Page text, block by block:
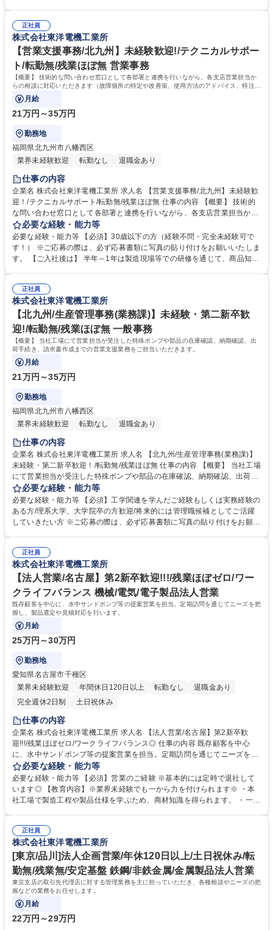
泊を伴う出張あり】 募集職種 [北九州/法人営業]代理店へのルート営業メイ
ン/ノルマ無/残業ほぼゼロ/研修充実
界の産業と環境に貢献しています。当社は国内外に多くの特許を有してお
り、各国の産業界で広く採用されています。世界各国に販売拠点を置き、
グローバル展開を進めています！ 学歴・資格 学歴：大学院 大学 高専 短大
専修学校 語学力： 資格：
正社員
株式会社東洋電機工業所
【営業支援事務/北九州】未経験歓迎!/テクニカルサポー
ト/転勤無/残業ほぼ無 営業事務
【概要】 技術的な問い合わせ窓口として各部署と連携を行いながら、各支店営業担当か
らの相談に対応いただきます（故障個所の特定や改善策、使用方法のアドバイス、特注品
の相談など）。
月給
21万円～35万円
勤務地
福岡県北九州市八幡西区
業界未経験歓迎
転勤なし 退職金あり
仕事の内容
企業名 株式会社東洋電機工業所 求人名 【営業支援事務/北九州】未経験歓
迎！/テクニカルサポート/転勤無/残業ほぼ無 仕事の内容 【概要】 技術的
な問い合わせ窓口として各部署と連携を行いながら、各支店営業担当から
の相談に対応いただきます（故障個所の特定や改善策、使用方法のアドバ
イス、特注品の相談など）。 【詳細】 社内営業担当やお客様からの技術
的な問い合わせに対して、独自調査や各部署と連携して解決を図ります
（ほぼ電話対応中心になります）。 ※規格品は受注～納品まで業務課で完
転勤無/残業ほぼ無
必要な経験・能力等
必要な経験・能力等 【必須】30歳以下の方（経験不問・完全未経験可で
す！） ※ご応募の際は、必ず応募書類に写真の貼り付けをお願いいたしま
す。 【ご入社後は】 半年～1年は製造現場等での研修を通じて、商品知識
しており、価格交渉も少ないため、競合に比べ優位な営業を行うことがで
きています！ 学歴・資格 学歴：大学院 大学 高専 短大 専修学校 語学力：
資格：
正社員
株式会社東洋電機工業所
【北九州/生産管理事務(業務課)】未経験・第二新卒歓
迎!/転勤無/残業ほぼ無 一般事務
【概要】 当社工場にて営業担当が受注した特殊ポンプや部品の在庫確認、納期確認、出
荷手続き、請求書作成までの営業支援業務をご担当いただきます。
月給
21万円～35万円
勤務地
福岡県北九州市八幡西区
業界未経験歓迎
転勤なし 退職金あり
仕事の内容
企業名 株式会社東洋電機工業所 求人名 【北九州/生産管理事務(業務課)】
未経験・第二新卒歓迎！/転勤無/残業ほぼ無 仕事の内容 【概要】 当社工場
にて営業担当が受注した特殊ポンプや部品の在庫確認、納期確認、出荷手
続き、請求書作成までの営業支援業務をご担当いただきます。 【詳細】
本社、支店営業担当者との電話応対（部品の在庫確認や納期といった各問
い合わせへの回答）をお任せいたします。製造/資材/本部営業と連携し、
見積りから発送、請求書発行までサポート（データ入力が主です）しま
します。※一部重量物を取り扱う業務があります。 募集職種 【北九州/生
産管理事務(業務課)】未経験・第二新卒歓迎！/転勤無/残業ほぼ無
必要な経験・能力等
必要な経験・能力等 【必須】工学関連を学んだご経験もしくは実務経験の
ある方/理系大学、大学院卒の方歓迎/将来的には管理職候補としてご活躍
していきたい方 ※ご応募の際は、必ず応募書類に写真の貼り付けをお願い
境に貢献しています。当社は国内外に多くの特許を有しており、各国の産
業界で広く採用されています。世界各国に販売拠点を置き、グローバル展
開を進めています！ 学歴・資格 学歴：大学院 大学 高専 語学力： 資格：
第一種運転免許普通自動車
正社員
株式会社東洋電機工業所
【法人営業/名古屋】第2新卒歓迎!!!/残業ほぼゼロ/ワー
クライフバランス 機械/電気/電子製品法人営業
既存顧客を中心に、水中サンドポンプ等の提案営業を担当。定期訪問を通じてニーズを把
握し、製品選定や見積対応を行います。
月給
25万円～30万円
勤務地
愛知県名古屋市千種区
業界未経験歓迎
年間休日120日以上 転勤なし
退職金あり
完全週休2日制
土日祝休み
仕事の内容
企業名 株式会社東洋電機工業所 求人名 【法人営業/名古屋】第2新卒歓
迎!!!/残業ほぼゼロ/ワークライフバランス◎ 仕事の内容 既存顧客を中心
に、水中サンドポンプ等の提案営業を担当。定期訪問を通じてニーズを把
握し、製品選定や見積対応を行います。 製鋼・生コン工場など既存顧客を
担当し、設備更新や不具合時の相談に対応。用途に応じた水中サンドポン
プの提案、見積作成、納品フォローまで一貫して担います。新規は代理店
からの紹介が中心で飛び込み営業はありません。定期的な設備更新需要が
イフバランス◎
必要な経験・能力等
必要な経験・能力等 【必須】営業のご経験 ※基本的には定時で退社して
います◎ 【教育内容】※業界未経験でも一から力を付けられます※ ・本
社工場で製造工程や製品仕様を学ぶため、商材知識を得られます。 ・一人
獲得。 ・価格交渉も少なく、競合に比べ優位な営業を行えます。 学歴・
資格 学歴：大学院 大学 高専 短大 専修学校 高校 語学力： 資格：第一種運
転免許普通自動車
正社員
株式会社東洋電機工業所
[東京/品川]法人企画営業/年休120日以上/土日祝休み/転
勤無/残業無/安定基盤 鉄鋼/非鉄金属/金属製品法人営業
東京支店の取引先代理店に対する管理業務を主に担っていただき、各種相談やニーズの把
握などの業務をお任せします。
月給
22万円～29万円